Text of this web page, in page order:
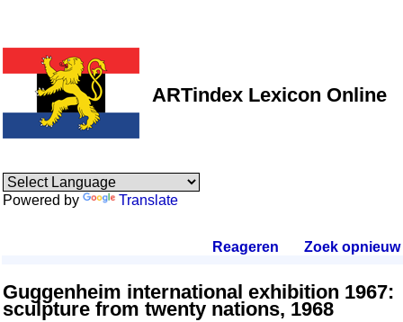
ARTindex Lexicon Online
Powered by Translate
Reageren Zoek opnieuw.
Guggenheim international exhibition 1967:
sculpture from twenty nations, 1968